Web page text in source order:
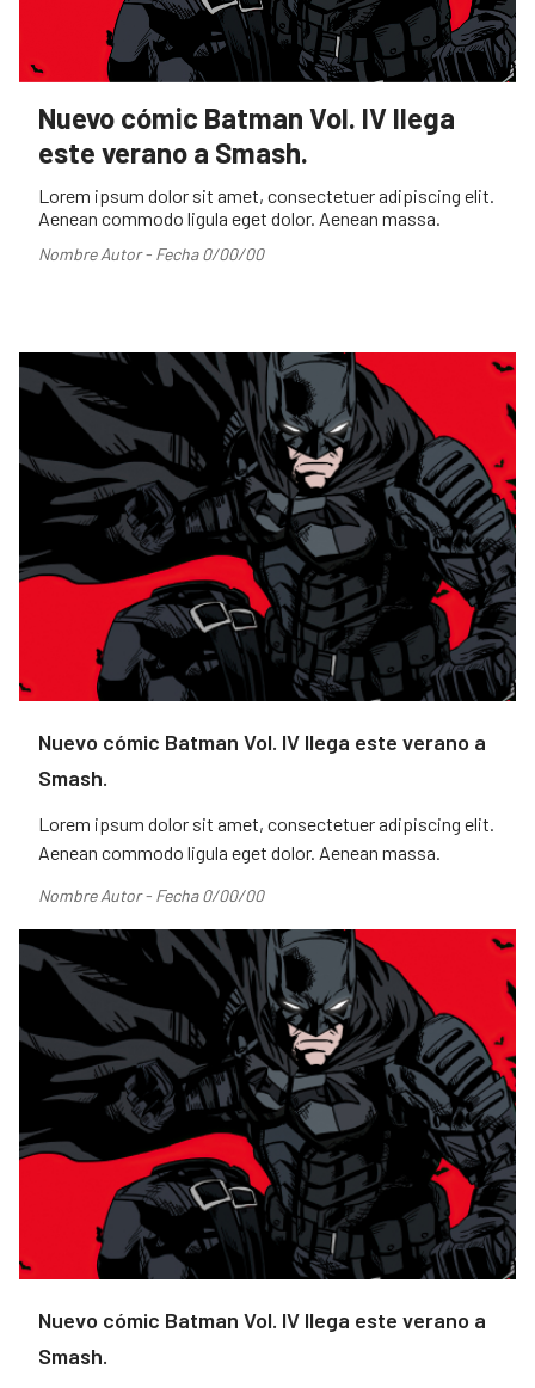
Nuevo cómic Batman Vol. IV llega
este verano a Smash.
Lorem ipsum dolor sit amet, consectetuer adipiscing elit.
Aenean commodo ligula eget dolor. Aenean massa.
Nombre Autor - Fecha 0/00/00
Nuevo cómic Batman Vol. IV llega este verano a
Smash.
Lorem ipsum dolor sit amet, consectetuer adipiscing elit.
Aenean commodo ligula eget dolor. Aenean massa.
Nombre Autor - Fecha 0/00/00
Nuevo cómic Batman Vol. IV llega este verano a
Smash.